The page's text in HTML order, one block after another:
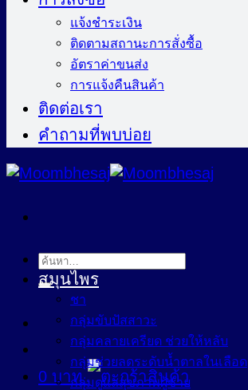
แจ้งชำระเงิน
ติดตามสถานะการสั่งซื้อ
อัตราค่าขนส่ง
การแจ้งคืนสินค้า
ติดต่อเรา
คำถามที่พบบ่อย
ค้นหา:
0 บาท
สมุนไพร
ชา
กลุ่มขับปัสสาวะ
กลุ่มคลายเครียด ช่วยให้หลับ
กลุ่มช่วยลดระดับน้ำตาลในเลือด
กลุ่มดูแลสุขภาพผู้ชาย